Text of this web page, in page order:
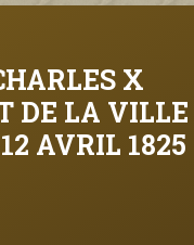
X
DE LA VILLE
AVRIL 1825